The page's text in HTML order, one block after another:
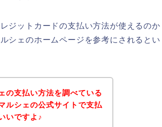
ジットカードの支払い方法が使えるのか
シェのホームページを参考にされるとい
の支払い方法を調べている
ルシェの公式サイトで支払
いですよ♪